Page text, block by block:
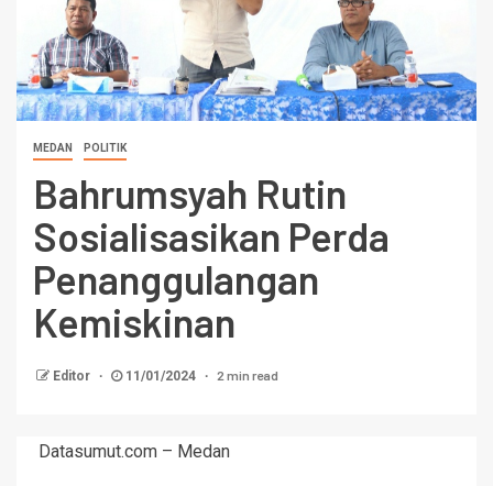
MEDAN POLITIK
Bahrumsyah Rutin
Sosialisasikan Perda
Penanggulangan
Kemiskinan
Editor 11/01/2024 2 min read
Datasumut.com – Medan